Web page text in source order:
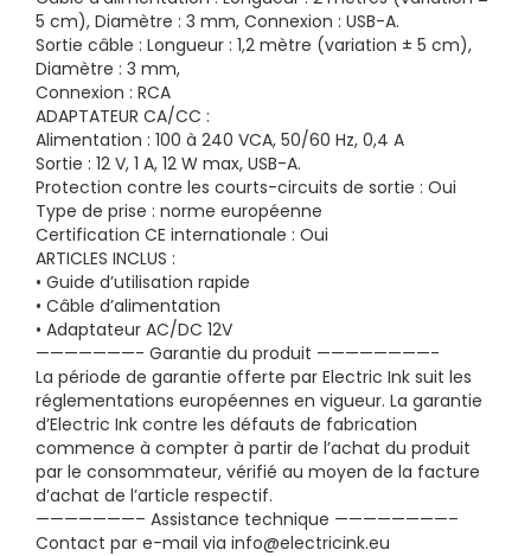
5 cm), Diamètre : 3 mm, Connexion : USB-A.
Sortie câble : Longueur : 1,2 mètre (variation ± 5 cm),
Diamètre : 3 mm,
Connexion : RCA
ADAPTATEUR CA/CC :
Alimentation : 100 à 240 VCA, 50/60 Hz, 0,4 A
Sortie : 12 V, 1 A, 12 W max, USB-A.
Protection contre les courts-circuits de sortie : Oui
Type de prise : norme européenne
Certification CE internationale : Oui
ARTICLES INCLUS :
• Guide d’utilisation rapide
• Câble d’alimentation
• Adaptateur AC/DC 12V
———————- Garantie du produit ————————-
La période de garantie offerte par Electric Ink suit les
réglementations européennes en vigueur. La garantie
d’Electric Ink contre les défauts de fabrication
commence à compter à partir de l’achat du produit
par le consommateur, vérifié au moyen de la facture
d’achat de l’article respectif.
———————– Assistance technique ————————–
Contact par e-mail via info@electricink.eu